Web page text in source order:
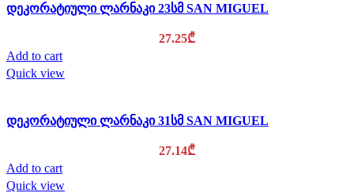
დეკორატიული ლარნაკი 23სმ SAN MIGUEL
27.25₾
Add to cart
Quick view
დეკორატიული ლარნაკი 31სმ SAN MIGUEL
27.14₾
Add to cart
Quick view